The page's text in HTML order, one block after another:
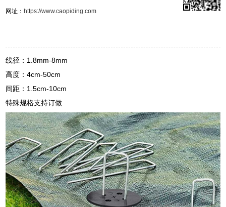
网址：https://www.caopiding.com
线径：1.8mm-8mm
高度：4cm-50cm
间距：1.5cm-10cm
特殊规格支持订做